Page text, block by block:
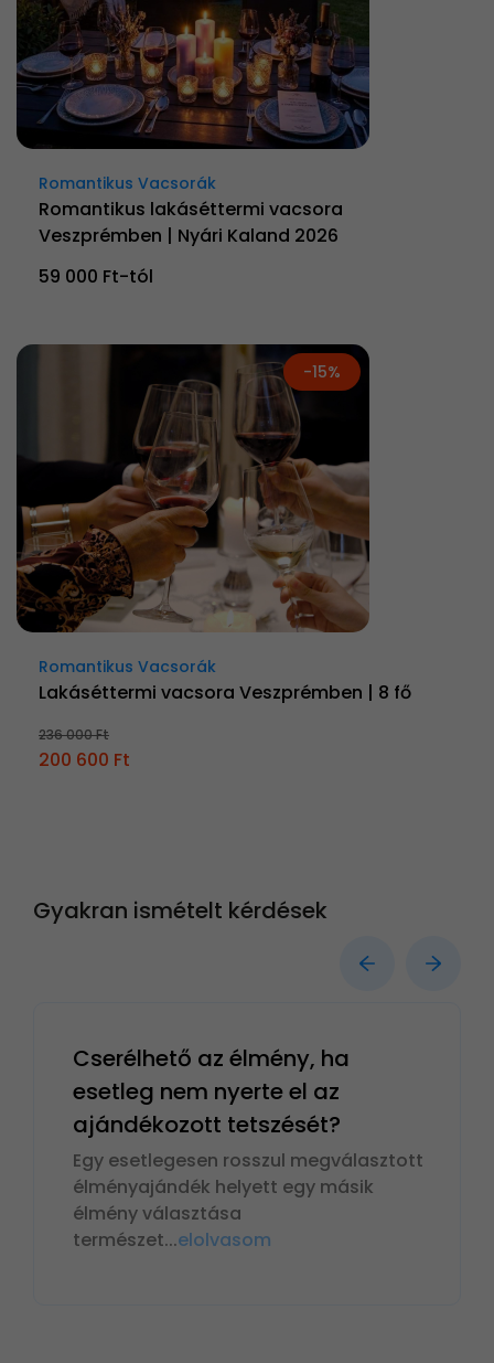
Romantikus Vacsorák
Romantikus lakáséttermi vacsora
Veszprémben | Nyári Kaland 2026
59 000 Ft-tól
-15%
Romantikus Vacsorák
Lakáséttermi vacsora Veszprémben | 8 fő
236 000 Ft
200 600 Ft
Gyakran ismételt kérdések
Cserélhető az élmény, ha
esetleg nem nyerte el az
ajándékozott tetszését?
Egy esetlegesen rosszul megválasztott
élményajándék helyett egy másik
élmény választása
természet...elolvasom